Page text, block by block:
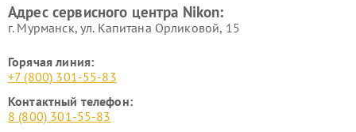
Адрес сервисного центра Nikon:
г. Мурманск, ул. Капитана Орликовой, 15
Горячая линия:
+7 (800) 301-55-83
Контактный телефон:
8 (800) 301-55-83